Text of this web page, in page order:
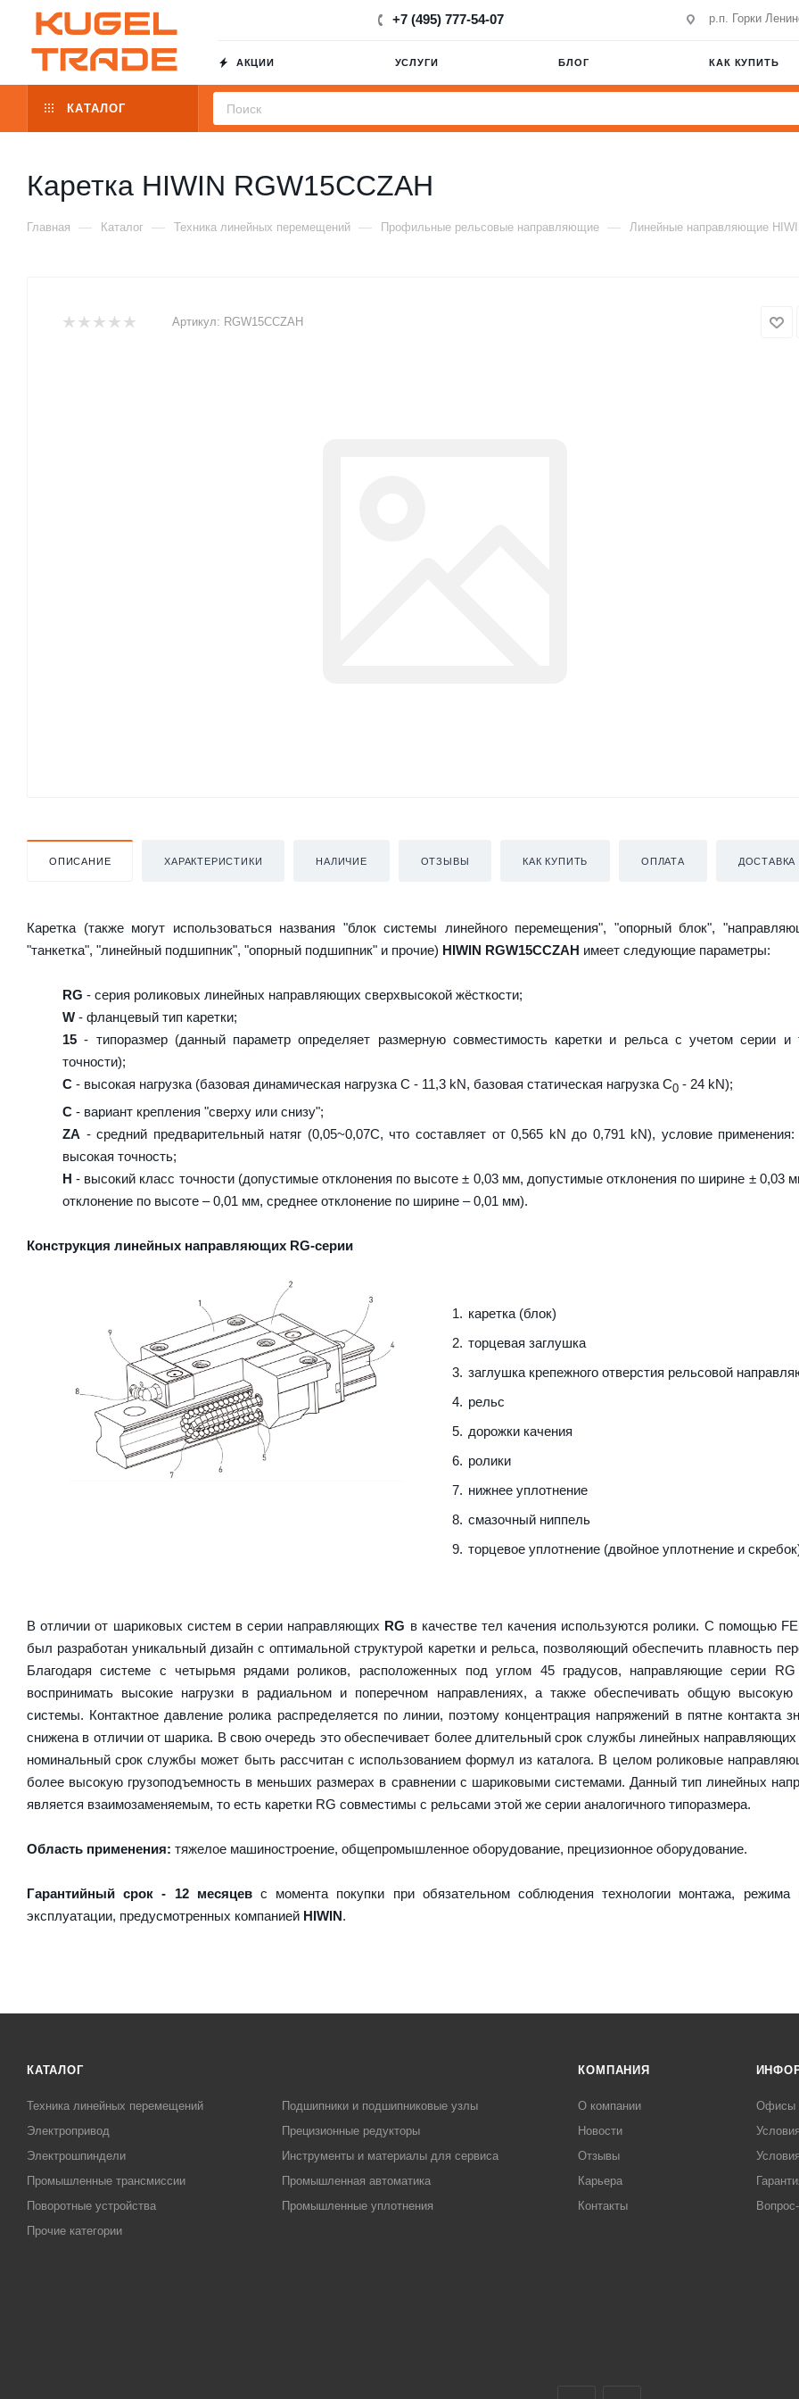
+7 (495) 777-54-07 р.п. Горки
АКЦИИ УСЛУГИ БЛОГ КАК КУПИТЬ
КАТАЛОГ
Каретка HIWIN RGW15CCZAH
Главная — Каталог — Техника линейных перемещений — Профильные рельсовые направляющие — Линейные направляющие
Артикул: RGW15CCZAH
ОПИСАНИЕ ХАРАКТЕРИСТИКИ НАЛИЧИЕ ОТЗЫВЫ КАК КУПИТЬ ОПЛАТА ДОСТАВКА
Каретка (также могут использоваться названия "блок системы линейного перемещения", "опорный блок",
"танкетка", "линейный подшипник", "опорный подшипник" и прочие) HIWIN RGW15CCZAH имеет следующие параметры:
RG - серия роликовых линейных направляющих сверхвысокой жёсткости;
W - фланцевый тип каретки;
15 - типоразмер (данный параметр определяет размерную совместимость каретки и рельса с учетом серии и
точности);
C - высокая нагрузка (базовая динамическая нагрузка C - 11,3 kN, базовая статическая нагрузка С0 - 24 kN);
C - вариант крепления "сверху или снизу";
ZA - средний предварительный натяг (0,05~0,07C, что составляет от 0,565 kN до 0,791 kN), условие применения:
высокая точность;
H - высокий класс точности (допустимые отклонения по высоте ± 0,03 мм, допустимые отклонения по ширине ± 0,03
отклонение по высоте – 0,01 мм, среднее отклонение по ширине – 0,01 мм).
Конструкция линейных направляющих RG-серии
каретка (блок)
торцевая заглушка
заглушка крепежного отверстия рельсовой
рельс
дорожки качения
ролики
нижнее уплотнение
смазочный ниппель
торцевое уплотнение (двойное уплотнение и
В отличии от шариковых систем в серии направляющих RG в качестве тел качения используются ролики. С помощью
был разработан уникальный дизайн с оптимальной структурой каретки и рельса, позволяющий обеспечить плавность
Благодаря системе с четырьмя рядами роликов, расположенных под углом 45 градусов, направляющие серии
воспринимать высокие нагрузки в радиальном и поперечном направлениях, а также обеспечивать общую высокую
системы. Контактное давление ролика распределяется по линии, поэтому концентрация напряжений в пятне контакта
снижена в отличии от шарика. В свою очередь это обеспечивает более длительный срок службы линейных направляющих
номинальный срок службы может быть рассчитан с использованием формул из каталога. В целом роликовые
более высокую грузоподъемность в меньших размерах в сравнении с шариковыми системами. Данный тип линейных
является взаимозаменяемым, то есть каретки RG совместимы с рельсами этой же серии аналогичного типоразмера.
Область применения: тяжелое машиностроение, общепромышленное оборудование, прецизионное оборудование.
Гарантийный срок - 12 месяцевс момента покупки при обязательном соблюдения технологии монтажа, режима
эксплуатации, предусмотренных компанией HIWIN.
КАТАЛОГ
Техника линейных перемещений
Подшипники и подшипниковые узлы
Электропривод
Прецизионные редукторы
Электрошпиндели
Инструменты и материалы для сервиса
Промышленные трансмиссии
Промышленная автоматика
Поворотные устройства
Промышленные уплотнения
Прочие категории
КОМПАНИЯ
О компании
Новости
Отзывы
Карьера
Контакты
Офисы